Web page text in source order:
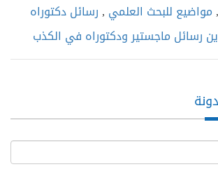
,مواضيع للبحث العلمي ,رسائل دكتوراه
رسائل ماجستير ودكتوراه في الكذب